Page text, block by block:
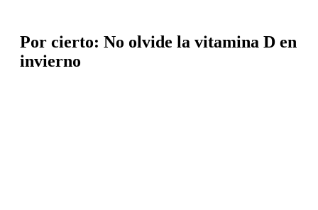
Por cierto: No olvide la vitamina D en
invierno